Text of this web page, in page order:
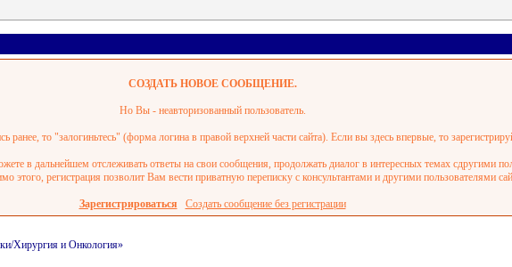
СОЗДАТЬ НОВОЕ СООБЩЕНИЕ.
Но Вы - неавторизованный пользователь.
ранее, то "залогиньтесь" (форма логина в правой верхней части сайта). Если вы здесь впервые, то
в дальнейшем отслеживать ответы на свои сообщения, продолжать диалог в интересных темах сдругими
этого, регистрация позволит Вам вести приватную переписку с консультантами и другими пользователями
Зарегистрироваться Создать сообщение без регистрации
Хирургия и Онкология»